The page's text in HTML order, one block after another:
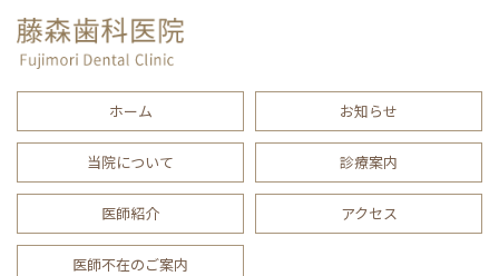
ホーム お知らせ
当院について 診療案内
医師紹介 アクセス
医師不在のご案内